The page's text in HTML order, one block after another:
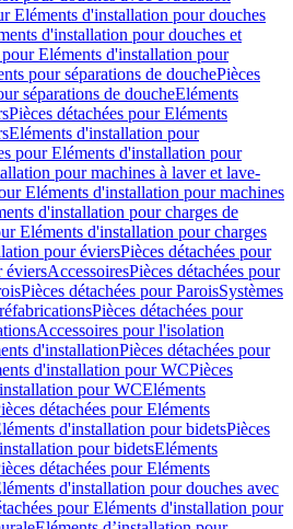
Eléments d'installation pour douches
d'installation pour douches et
pour Eléments d'installation pour
pour séparations de douchePièces
séparations de doucheEléments
Pièces détachées pour Eléments
Eléments d'installation pour
pour Eléments d'installation pour
pour machines à laver et lave-
Eléments d'installation pour machines
d'installation pour charges de
Eléments d'installation pour charges
pour éviersPièces détachées pour
éviersAccessoiresPièces détachées pour
Pièces détachées pour ParoisSystèmes
Pièces détachées pour
Accessoires pour l'isolation
d'installationPièces détachées pour
d'installation pour WCPièces
pour WCEléments
détachées pour Eléments
d'installation pour bidetsPièces
pour bidetsEléments
détachées pour Eléments
d'installation pour douches avec
pour Eléments d'installation pour